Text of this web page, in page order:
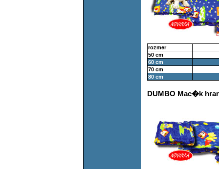
rozmer
50 cm
60 cm
70 cm
80 cm
DUMBO Mac�k